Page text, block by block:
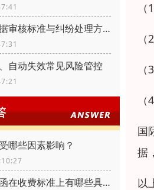
工程保函索赔流程、单据审核标准与纠纷处理方式
自动失效常见风险管控
哪些因素影响？
不同类型的银行工程保函在收费标准上有哪些具体差异？
国
据
以